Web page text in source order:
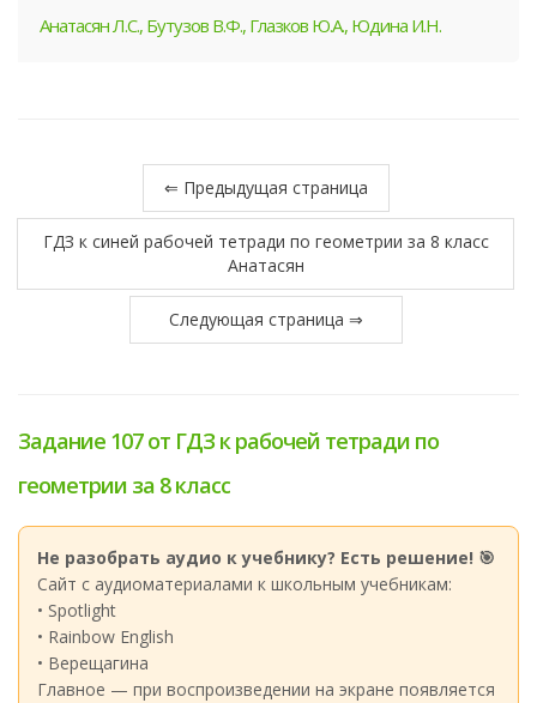
Анатасян Л.С., Бутузов В.Ф., Глазков Ю.А., Юдина И.Н.
⇐ Предыдущая страница
ГДЗ к синей рабочей тетради по геометрии за 8 класс
Анатасян
Следующая страница ⇒
Задание 107 от ГДЗ к рабочей тетради по
геометрии за 8 класс
Не разобрать аудио к учебнику? Есть решение! 🎯
Сайт с аудиоматериалами к школьным учебникам:
• Spotlight
• Rainbow English
• Верещагина
Главное — при воспроизведении на экране появляется